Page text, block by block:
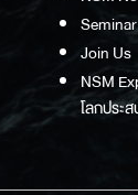
Seminar
Join Us
NSM
โลกประ